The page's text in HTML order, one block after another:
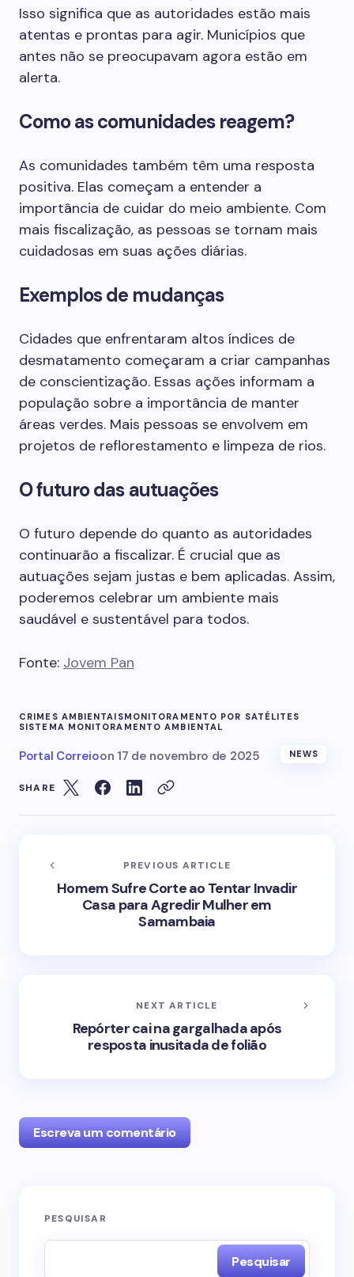
Isso significa que as autoridades estão mais
atentas e prontas para agir. Municípios que
antes não se preocupavam agora estão em
alerta.
Como as comunidades reagem?
As comunidades também têm uma resposta
positiva. Elas começam a entender a
importância de cuidar do meio ambiente. Com
mais fiscalização, as pessoas se tornam mais
cuidadosas em suas ações diárias.
Exemplos de mudanças
Cidades que enfrentaram altos índices de
desmatamento começaram a criar campanhas
de conscientização. Essas ações informam a
população sobre a importância de manter
áreas verdes. Mais pessoas se envolvem em
projetos de reflorestamento e limpeza de rios.
O futuro das autuações
O futuro depende do quanto as autoridades
continuarão a fiscalizar. É crucial que as
autuações sejam justas e bem aplicadas. Assim,
poderemos celebrar um ambiente mais
saudável e sustentável para todos.
Fonte: Jovem Pan
CRIMES AMBIENTAISMONITORAMENTO POR SATÉLITES
SISTEMA MONITORAMENTO AMBIENTAL
Portal Correioon 17 de novembro de 2025 NEWS
SHARE
PREVIOUS ARTICLE
Homem Sufre Corte ao Tentar Invadir
Casa para Agredir Mulher em
Samambaia
NEXT ARTICLE
Repórter cai na gargalhada após
resposta inusitada de folião
Escreva um comentário
O seu endereço de e-mail não será publicado.
PESQUISAR
Pesquisar